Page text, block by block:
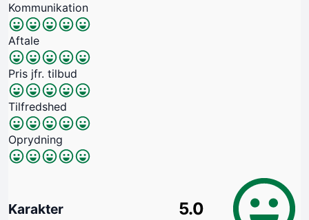
Kommunikation
Aftale
Pris jfr. tilbud
Tilfredshed
Oprydning
Karakter 5.0